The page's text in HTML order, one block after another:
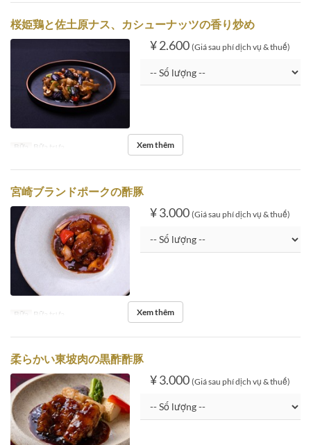
桜姫鶏と佐土原ナス、カシューナッツの香り炒め
¥ 2.600 (Giá sau phí dịch vụ & thuế)
Bữa Bữa trưa Xem thêm
宮崎ブランドポークの酢豚
¥ 3.000 (Giá sau phí dịch vụ & thuế)
Bữa Bữa trưa Xem thêm
柔らかい東坡肉の黒酢酢豚
¥ 3.000 (Giá sau phí dịch vụ & thuế)